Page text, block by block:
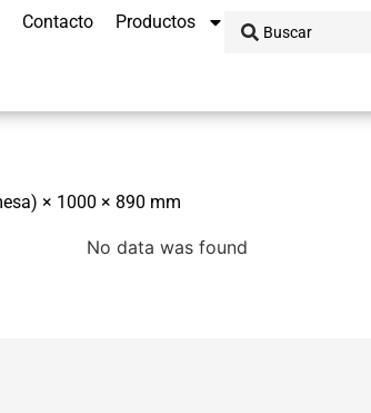
Contacto Productos
× 1000 × 890 mm
No data was found